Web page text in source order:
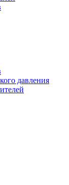
давления